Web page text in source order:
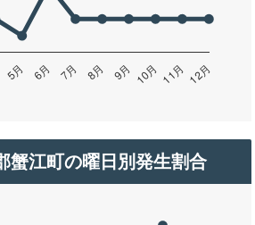
蟹江町の曜日別発生割合